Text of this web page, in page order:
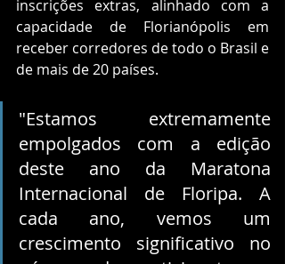
inscrições extras, alinhado com a
capacidade de Florianópolis em
receber corredores de todo o Brasil e
de mais de 20 países.
"Estamos extremamente
empolgados com a edição
deste ano da Maratona
Internacional de Floripa. A
cada ano, vemos um
crescimento significativo no